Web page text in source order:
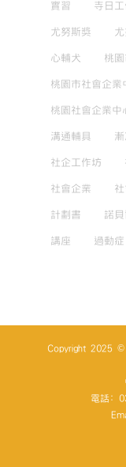
實習 寺日工
尤努斯獎
心輔犬 桃
桃園市社會企業
桃園社會企業中
溝通輔具 漸
社企工作坊
社會企業
計劃書 諾
講座 過動症
Copyright 2025 ©
電話: